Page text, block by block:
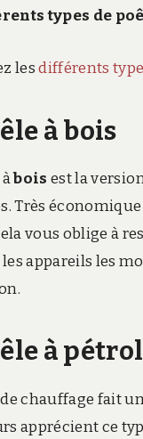
types de
lesdifférents
à bois
àboisest la
Très
vous oblige à
appareils les
à
chauffage fait
apprécient ce